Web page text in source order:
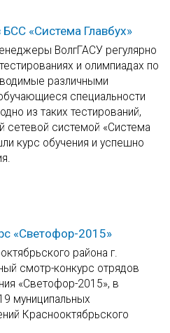
«Система Главбух»
ВолгГАСУ регулярно
и олимпиадах по
различными
специальности
из таких тестирований,
сетевой системой «Система
курс обучения и успешно
«Светофор-2015»
района г.
смотр-конкурс отрядов
«Светофор-2015», в
муниципальных
Краснооктябрьского